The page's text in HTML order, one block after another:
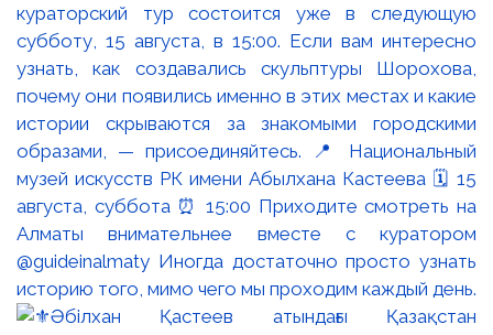
кураторский тур состоится уже в следующую
субботу, 15 августа, в 15:00. Если вам интересно
узнать, как создавались скульптуры Шорохова,
почему они появились именно в этих местах и какие
истории скрываются за знакомыми городскими
образами, — присоединяйтесь. 📍 Национальный
музей искусств РК имени Абылхана Кастеева 🗓 15
августа, суббота ⏰ 15:00 Приходите смотреть на
Алматы внимательнее вместе с куратором
@guideinalmaty Иногда достаточно просто узнать
историю того, мимо чего мы проходим каждый день.